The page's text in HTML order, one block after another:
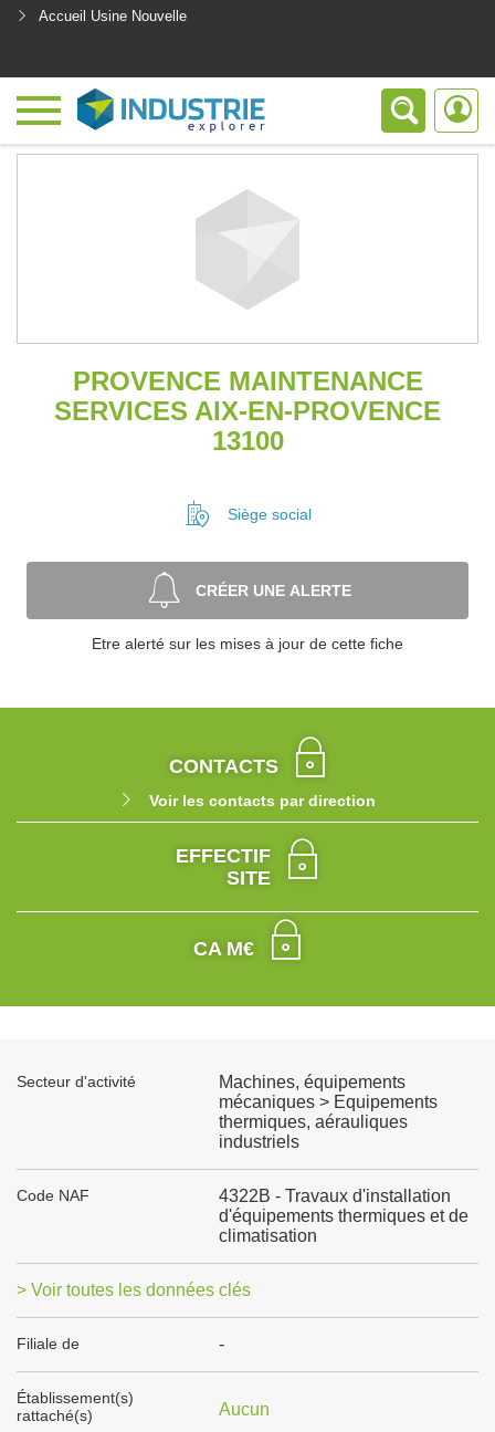
Accueil Usine Nouvelle
PROVENCE MAINTENANCE
SERVICES AIX-EN-PROVENCE
13100
Siège social
CRÉER UNE ALERTE
Etre alerté sur les mises à jour de cette fiche
CONTACTS
Voir les contacts par direction
EFFECTIF
SITE
CA M€
Secteur d'activité
Machines, équipements
mécaniques > Equipements
thermiques, aérauliques
industriels
Code NAF
4322B - Travaux d'installation
d'équipements thermiques et de
climatisation
> Voir toutes les données clés
Filiale de -
Établissement(s)
rattaché(s)
Aucun